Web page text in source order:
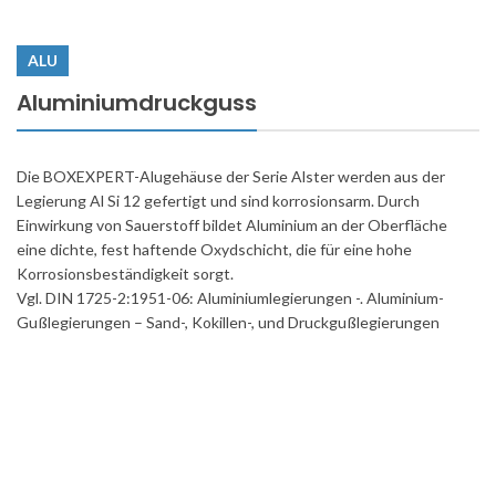
ALU
Aluminiumdruckguss
Die BOXEXPERT-Alugehäuse der Serie Alster werden aus der
Legierung Al Si 12 gefertigt und sind korrosionsarm. Durch
Einwirkung von Sauerstoff bildet Aluminium an der Oberfläche
eine dichte, fest haftende Oxydschicht, die für eine hohe
Korrosionsbeständigkeit sorgt.
Vgl. DIN 1725-2:1951-06: Aluminiumlegierungen -. Aluminium-
Gußlegierungen – Sand-, Kokillen-, und Druckgußlegierungen